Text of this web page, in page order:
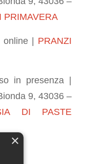
PRIMAVERA
online | PRANZI
in presenza |
9, 43036 –
DI PASTE
×